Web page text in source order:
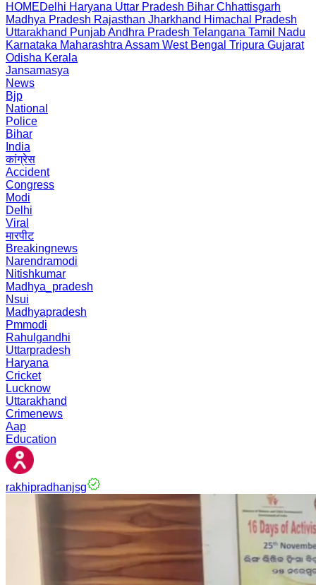
HOMEDelhi Haryana Uttar Pradesh Bihar Chhattisgarh
Madhya Pradesh Rajasthan Jharkhand Himachal Pradesh
Uttarakhand PunjabAndhra Pradesh Telangana Tamil Nadu
Karnataka Maharashtra Assam West Bengal Tripura Gujarat
Odisha Kerala
Jansamasya
News
Bjp
National
Police
Bihar
India
कांग्रेस
Accident
Congress
Modi
Delhi
Viral
मारपीट
Breakingnews
Narendramodi
Nitishkumar
Madhya_pradesh
Nsui
Madhyapradesh
Pmmodi
Rahulgandhi
Uttarpradesh
Haryana
Cricket
Lucknow
Uttarakhand
Crimenews
Aap
Education
rakhipradhanjsg